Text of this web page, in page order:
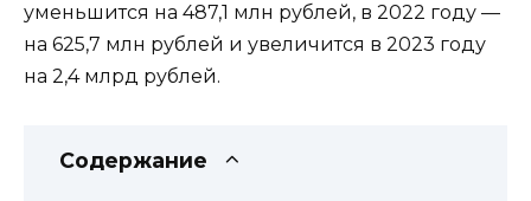
уменьшится на 487,1 млн рублей, в 2022 году —
на 625,7 млн рублей и увеличится в 2023 году
на 2,4 млрд рублей.
Содержание